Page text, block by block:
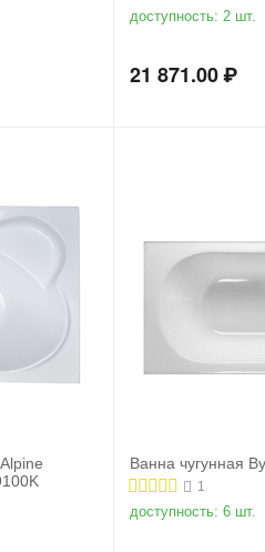
доступность: 2 шт.
21 871.00₽
Ванна чугунная
1
доступность: 6 шт.